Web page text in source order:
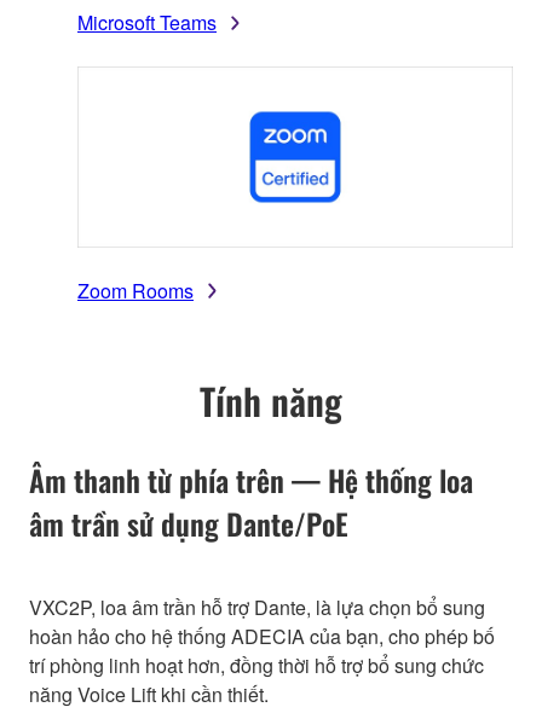
Microsoft Teams
Zoom Rooms
Tính năng
Âm thanh từ phía trên — Hệ thống loa
âm trần sử dụng Dante/PoE
VXC2P, loa âm trần hỗ trợ Dante, là lựa chọn bổ sung
hoàn hảo cho hệ thống ADECIA của bạn, cho phép bố
trí phòng linh hoạt hơn, đồng thời hỗ trợ bổ sung chức
năng Voice Lift khi cần thiết.